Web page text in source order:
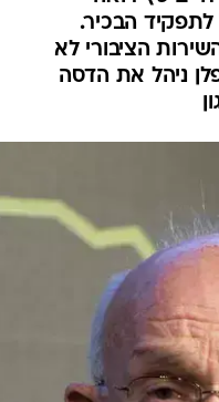
לתפקיד הבכיר.
הציבורי לא
ניהל את הדסה